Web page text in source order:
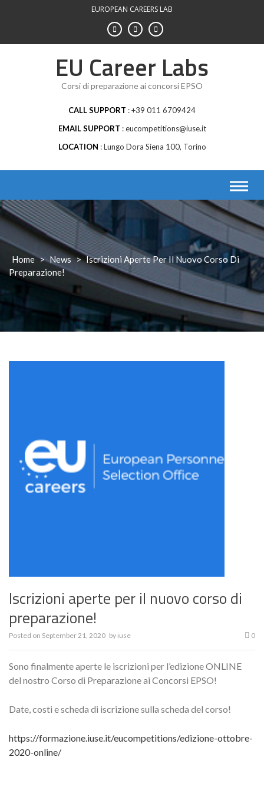
EUROPEAN CAREERS LAB
EU Career Labs
Corsi di preparazione ai concorsi EPSO
CALL SUPPORT
+39 011 6709424
EMAIL SUPPORT
eucompetitions@iuse.it
LOCATION
Lungo Dora Siena 100, Torino
Home > News > Iscrizioni Aperte Per Il Nuovo Corso Di
Preparazione!
Iscrizioni aperte per il nuovo corso di
preparazione!
Posted on September 21, 2020 by iuse 0
Sono finalmente aperte le iscrizioni per l’edizione ONLINE
del nostro Corso di Preparazione ai Concorsi EPSO!
Date, costi e scheda di iscrizione sulla scheda del corso!
https://formazione.iuse.it/eucompetitions/edizione-ottobre-
2020-online/